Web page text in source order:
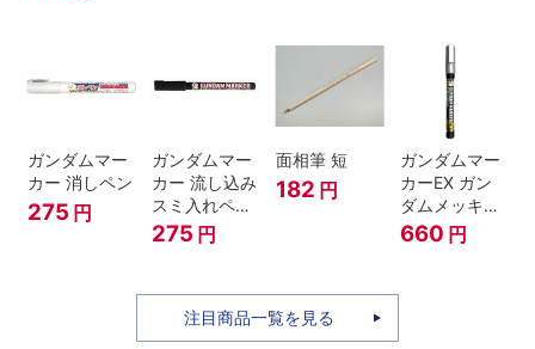
ガンダムマー
カー 消しペン
275 円
ガンダムマー
カー 流し込み
スミ入れペン
ブラック
275 円
面相筆 短
182 円
ガンダムマー
カーEX ガン
ダムメッキシ
ルバー
660 円
注目商品一覧を見る